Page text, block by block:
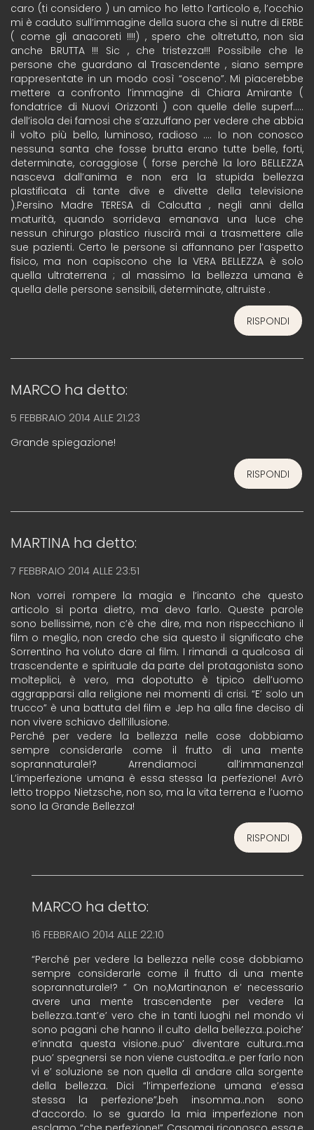
caro (ti considero ) un amico ho letto l’articolo e, l’occhio
mi è caduto sull’immagine della suora che si nutre di ERBE
( come gli anacoreti !!!!) , spero che oltretutto, non sia
anche BRUTTA !!! Sic , che tristezza!!! Possibile che le
persone che guardano al Trascendente , siano sempre
rappresentate in un modo così “osceno”. Mi piacerebbe
mettere a confronto l’immagine di Chiara Amirante (
fondatrice di Nuovi Orizzonti ) con quelle delle superf…..
dell’isola dei famosi che s’azzuffano per vedere che abbia
il volto più bello, luminoso, radioso …. Io non conosco
nessuna santa che fosse brutta erano tutte belle, forti,
determinate, coraggiose ( forse perchè la loro BELLEZZA
nasceva dall’anima e non era la stupida bellezza
plastificata di tante dive e divette della televisione
).Persino Madre TERESA di Calcutta , negli anni della
maturità, quando sorrideva emanava una luce che
nessun chirurgo plastico riuscirà mai a trasmettere alle
sue pazienti. Certo le persone si affannano per l’aspetto
fisico, ma non capiscono che la VERA BELLEZZA è solo
quella ultraterrena ; al massimo la bellezza umana è
quella delle persone sensibili, determinate, altruiste .
RISPONDI
MARCO ha detto:
5 FEBBRAIO 2014 ALLE 21:23
Grande spiegazione!
RISPONDI
MARTINA ha detto:
7 FEBBRAIO 2014 ALLE 23:51
Non vorrei rompere la magia e l’incanto che questo
articolo si porta dietro, ma devo farlo. Queste parole
sono bellissime, non c’è che dire, ma non rispecchiano il
film o meglio, non credo che sia questo il significato che
Sorrentino ha voluto dare al film. I rimandi a qualcosa di
trascendente e spirituale da parte del protagonista sono
molteplici, è vero, ma dopotutto è tipico dell’uomo
aggrapparsi alla religione nei momenti di crisi. “E’ solo un
trucco” è una battuta del film e Jep ha alla fine deciso di
non vivere schiavo dell’illusione.
Perché per vedere la bellezza nelle cose dobbiamo
sempre considerarle come il frutto di una mente
soprannaturale!? Arrendiamoci all’immanenza!
L’imperfezione umana è essa stessa la perfezione! Avrò
letto troppo Nietzsche, non so, ma la vita terrena e l’uomo
sono la Grande Bellezza!
RISPONDI
MARCO ha detto:
16 FEBBRAIO 2014 ALLE 22:10
“Perché per vedere la bellezza nelle cose dobbiamo
sempre considerarle come il frutto di una mente
soprannaturale!? ” On no,Martina,non e’ necessario
avere una mente trascendente per vedere la
bellezza..tant’e’ vero che in tanti luoghi nel mondo vi
sono pagani che hanno il culto della bellezza..poiche’
e’innata questa visione..puo’ diventare cultura..ma
puo’ spegnersi se non viene custodita..e per farlo non
vi e’ soluzione se non quella di andare alla sorgente
della bellezza. Dici “l’imperfezione umana e’essa
stessa la perfezione”,beh insomma..non sono
d’accordo. Io se guardo la mia imperfezione non